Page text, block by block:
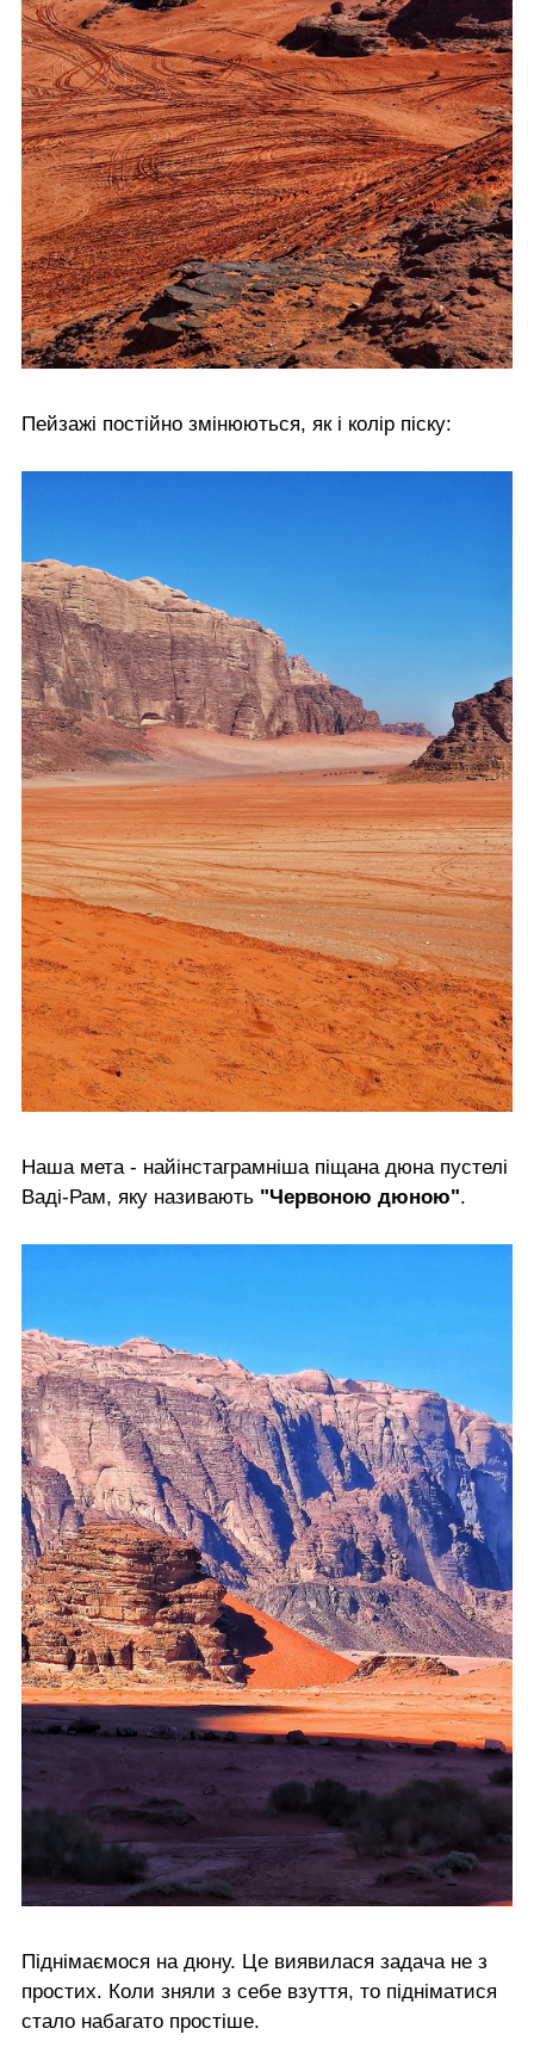
Пейзажі постійно змінюються, як і колір піску:
Наша мета - найінстаграмніша піщана дюна пустелі
Ваді-Рам, яку називають "Червоною дюною".
Піднімаємося на дюну. Це виявилася задача не з
простих. Коли зняли з себе взуття, то підніматися
стало набагато простіше.